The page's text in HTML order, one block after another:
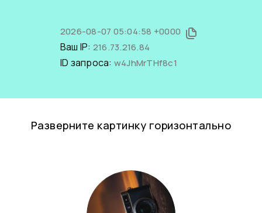
2026-08-07 05:04:58 +0000
Ваш IP: 216.73.216.84
ID запроса: w4JhMrTHf8c1
Разверните картинку горизонтально